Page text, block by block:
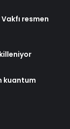
resmen
kuantum